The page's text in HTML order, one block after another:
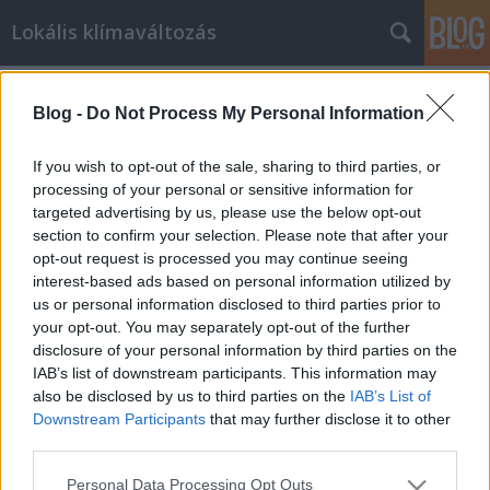
Blog - Do Not Process My Personal Information
If you wish to opt-out of the sale, sharing to third parties, or
processing of your personal or sensitive information for
targeted advertising by us, please use the below opt-out
section to confirm your selection. Please note that after your
opt-out request is processed you may continue seeing
interest-based ads based on personal information utilized by
us or personal information disclosed to third parties prior to
your opt-out. You may separately opt-out of the further
disclosure of your personal information by third parties on the
IAB’s list of downstream participants. This information may
also be disclosed by us to third parties on the IAB’s List of
Downstream Participants that may further disclose it to other
Please note that this website/app uses one or more Google
Personal Data Processing Opt Outs
Lokális klímaváltozás
bnct•2009. október 14.
Volt itt ez a PC/píszí nevű dolog, vagy teljes nevén a
politikai korrektség. Azzal kezdődött, hogy néhány
progresszív gondolkodó elkezdett harcolni az olyan
szavak használata ellen, mint "nigger", "buzi",
"nyomorék" és hasonlók. Egyre többen jelezték,…
Kóser-e buzizni?
2009. szeptember 08.